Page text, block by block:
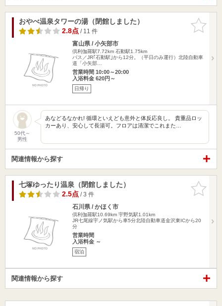
お気に入
りに追加
おやべ温泉タワーの湯（閉館しました）
2.8点/ 11 件
富山県 / 小矢部市
倶利伽羅駅7.72km 石動駅1.75km
バス／JR｢石動駅｣から12分。（平日のみ運行）北陸自動車
道「小矢部…
営業時間 10:00～20:00
入浴料金 620円～
日帰り
50代～
男性
あなどるなかれ! 循環といえども意外と体反応良し。 貴重品ロッ
カーあり、安心して長湯可。フロアは清潔でこれまた…
関連情報から探す
お気に入
りに追加
七塚ゆったり温泉（閉館しました）
2.5点/ 3 件
石川県 / かほく市
倶利伽羅駅10.69km 宇野気駅1.01km
JR七尾線宇ノ気駅から車5分北陸自動車道金沢東ICから20
分
営業時間
入浴料金 ～
宿泊
関連情報から探す